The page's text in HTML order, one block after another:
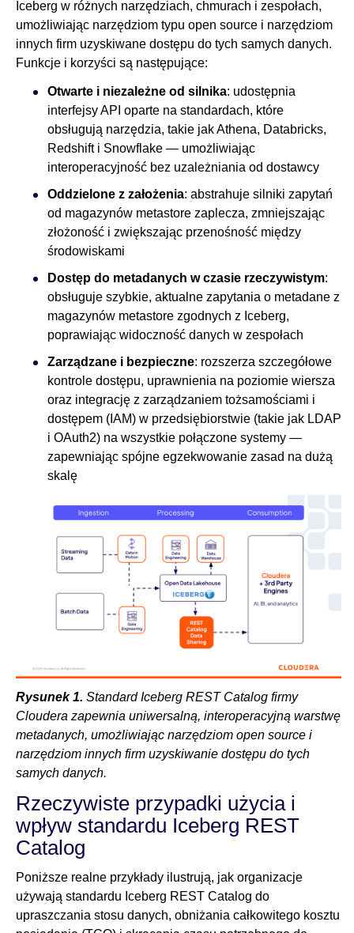
Iceberg w różnych narzędziach, chmurach i zespołach,
umożliwiając narzędziom typu open source i narzędziom
innych firm uzyskiwane dostępu do tych samych danych.
Funkcje i korzyści są następujące:
Otwarte i niezależne od silnika: udostępnia
interfejsy API oparte na standardach, które
obsługują narzędzia, takie jak Athena, Databricks,
Redshift i Snowflake — umożliwiając
interoperacyjność bez uzależniania od dostawcy
Oddzielone z założenia: abstrahuje silniki zapytań
od magazynów metastore zaplecza, zmniejszając
złożoność i zwiększając przenośność między
środowiskami
Dostęp do metadanych w czasie rzeczywistym:
obsługuje szybkie, aktualne zapytania o metadane z
magazynów metastore zgodnych z Iceberg,
poprawiając widoczność danych w zespołach
Zarządzane i bezpieczne: rozszerza szczegółowe
kontrole dostępu, uprawnienia na poziomie wiersza
oraz integrację z zarządzaniem tożsamościami i
dostępem (IAM) w przedsiębiorstwie (takie jak LDAP
i OAuth2) na wszystkie połączone systemy —
zapewniając spójne egzekwowanie zasad na dużą
skalę
Rysunek 1. Standard Iceberg REST Catalog firmy
Cloudera zapewnia uniwersalną, interoperacyjną warstwę
metadanych, umożliwiając narzędziom open source i
narzędziom innych firm uzyskiwanie dostępu do tych
samych danych.
Rzeczywiste przypadki użycia i
wpływ standardu Iceberg REST
Catalog
Poniższe realne przykłady ilustrują, jak organizacje
używają standardu Iceberg REST Catalog do
upraszczania stosu danych, obniżania całkowitego kosztu